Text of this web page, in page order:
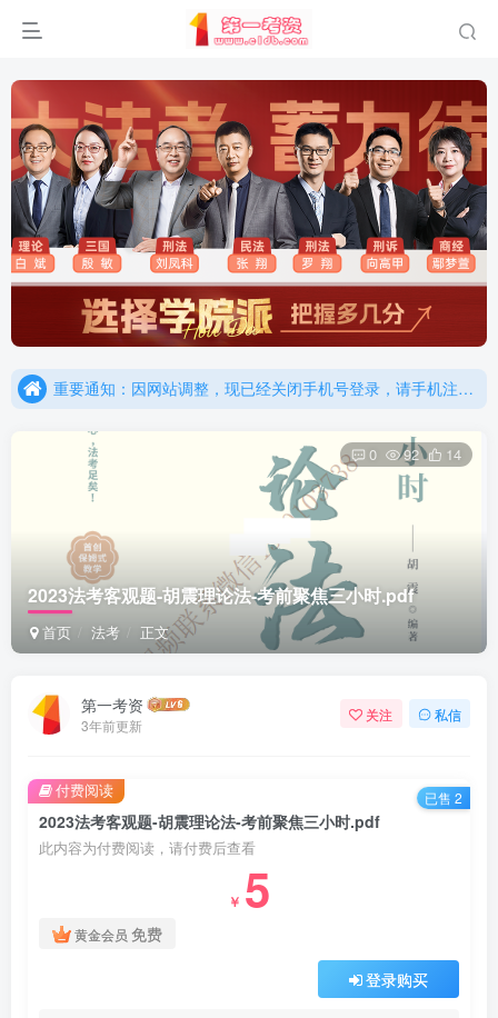
重要通知：因网站调整，现已经关闭手机号登录，请手机注册用户及时添加客服微信（微信号：dykz180），客服会协助将登陆方式更改为邮箱登录！
更新提示：已经更新部分机构主观题法考资料，推荐厚大的考点清单，高清版，特别适合学习！
2023法考客观题-胡震理论法-考前聚焦三小时.pdf
首页 法考 正文
0 92 14
第一考资
3年前更新
关注 私信
2023法考客观题-胡震理论法-考前聚焦三小时.pdf
此内容为付费阅读，请付费后查看
￥ 5
黄金会员 免费
登录购买
付费阅读 已售 2